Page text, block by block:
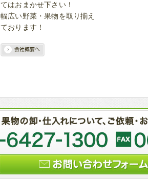
てはおまかせ下さい！
幅広い野菜・果物を取り揃え
ております！